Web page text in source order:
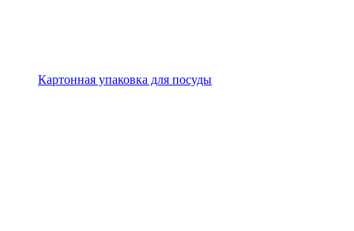
Картонная упаковка для посуды